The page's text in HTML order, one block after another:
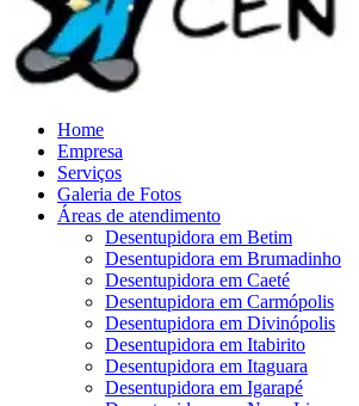
Home
Empresa
Serviços
Galeria de Fotos
Áreas de atendimento
Desentupidora em Betim
Desentupidora em Brumadinho
Desentupidora em Caeté
Desentupidora em Carmópolis
Desentupidora em Divinópolis
Desentupidora em Itabirito
Desentupidora em Itaguara
Desentupidora em Igarapé